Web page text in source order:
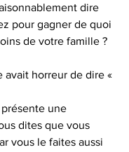
dire
pour gagner de quoi
de votre famille ?
avait horreur de dire «
une
dites que vous
vous le faites aussi